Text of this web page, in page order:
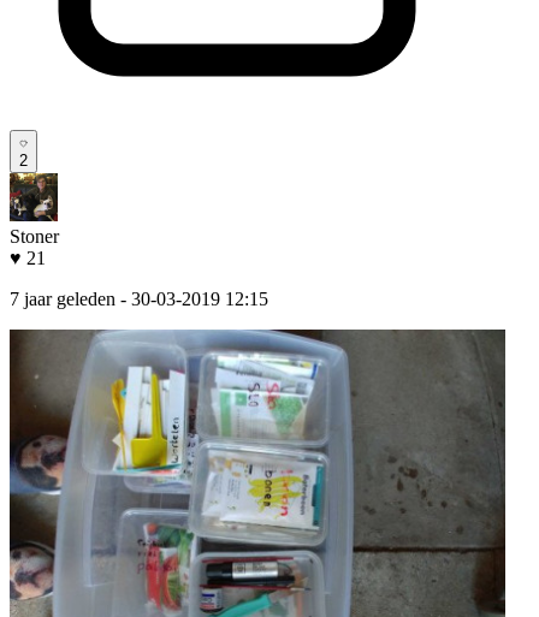
2
Stoner
♥ 21
7 jaar geleden - 30-03-2019 12:15